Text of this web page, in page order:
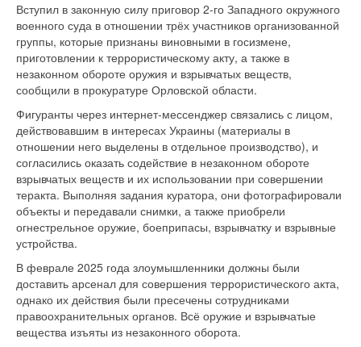
Вступил в законную силу приговор 2-го Западного окружного
военного суда в отношении трёх участников организованной
группы, которые признаны виновными в госизмене,
приготовлении к террористическому акту, а также в
незаконном обороте оружия и взрывчатых веществ,
сообщили в прокуратуре Орловской области.
Фигуранты через интернет-мессенджер связались с лицом,
действовавшим в интересах Украины (материалы в
отношении него выделены в отдельное производство), и
согласились оказать содействие в незаконном обороте
взрывчатых веществ и их использовании при совершении
теракта. Выполняя задания куратора, они фотографировали
объекты и передавали снимки, а также приобрели
огнестрельное оружие, боеприпасы, взрывчатку и взрывные
устройства.
В феврале 2025 года злоумышленники должны были
доставить арсенал для совершения террористического акта,
однако их действия были пресечены сотрудниками
правоохранительных органов. Всё оружие и взрывчатые
вещества изъяты из незаконного оборота.